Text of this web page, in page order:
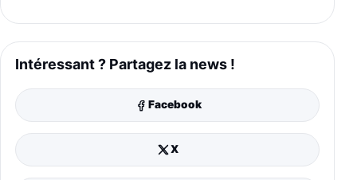
Intéressant ? Partagez la news !
Facebook
X